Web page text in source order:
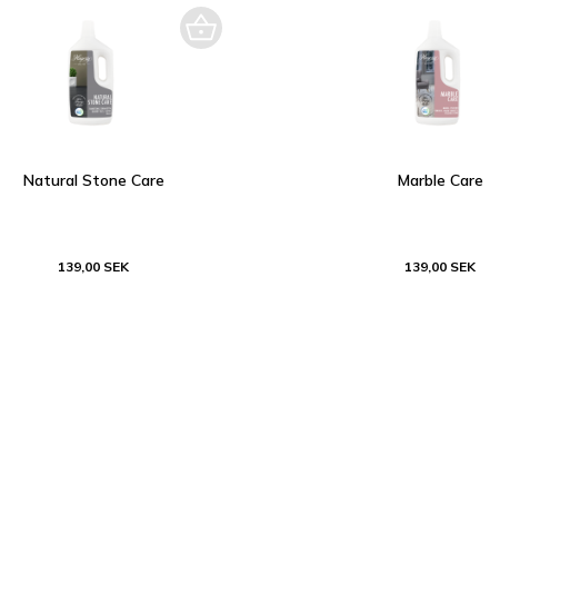
Natural Stone Care
139,00 SEK
Marble Care
139,00 SEK